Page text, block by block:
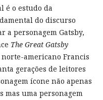
é o estudo da
do discurso
personagem Gatsby,
The Great Gatsby
americano Francis
gerações de leitores
ícone não apenas
mas uma personagem